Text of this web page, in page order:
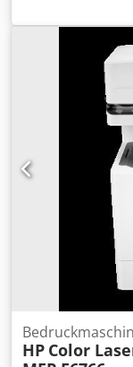
HP Color